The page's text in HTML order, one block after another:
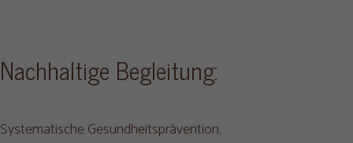
Nachhaltige Begleitung:
Systematische Gesundheitsprävention.